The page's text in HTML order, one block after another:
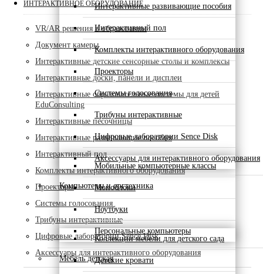
Интерактивные развивающие пособия
Интерактивный пол
Комплекты интерактивного оборудования
Проекторы
Системы голосования
Трибуны интерактивные
Цифровые лаборатории Sence Disk
Аксессуары для интерактивного оборудования
Компьютеры и оргтехника
Мобильные компьютерные классы
Моноблоки
Ноутбуки
Персональные компьютеры
Мебель детская
Коллекции мебели для детского сада
Детские кровати
ИНТЕРАКТИВНОЕ ОБОРУДОВАНИЕ
VR/AR решения в образовании
Документ камеры
Интерактивные детские сенсорные столы и комплексы
Интерактивные доски, панели и дисплеи
Интерактивные образовательные системы для детей
EduConsulting
Интерактивные песочницы
Интерактивные развивающие пособия
Интерактивный пол
Комплекты интерактивного оборудования
Проекторы
Системы голосования
Трибуны интерактивные
Цифровые лаборатории Sence Disk
Аксессуары для интерактивного оборудования